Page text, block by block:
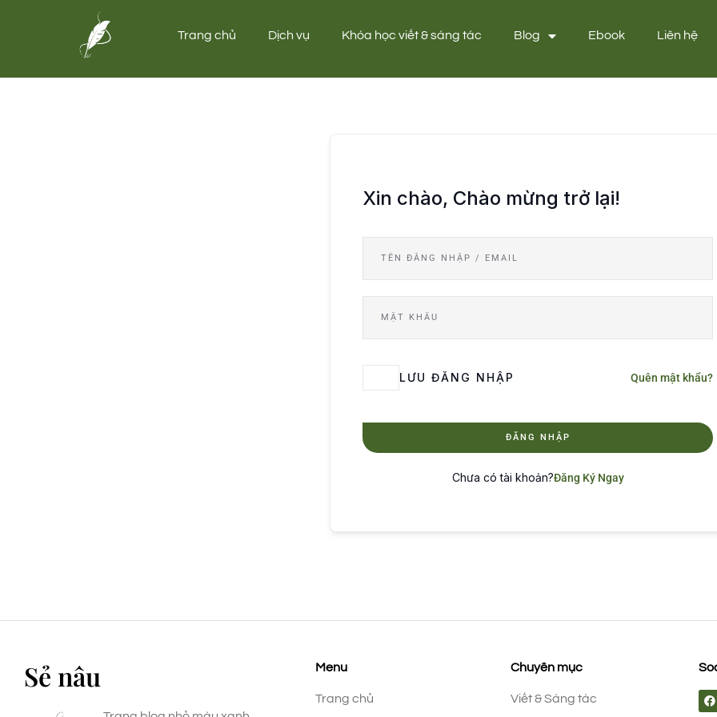
Trang chủ Dịch vụ Khóa học viết & sáng tác Blog Ebook Liên hệ
Xin chào, Chào mừng trở lại!
LƯU ĐĂNG NHẬP Quên mật khẩu?
ĐĂNG NHẬP
Chưa có tài khoản?Đăng Ký Ngay
Sẻ nâu Menu
Trang chủ
Chuyên mục
Viết & Sáng tác